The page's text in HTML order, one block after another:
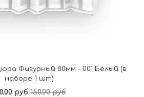
Фигурный 80мм - 001 Белый (в
наборе 1 шт)
руб 150.00 руб